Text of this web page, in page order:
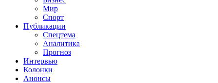
Мир
Спорт
Публикации
Спецтема
Аналитика
Прогноз
Интервью
Колонки
Анонсы